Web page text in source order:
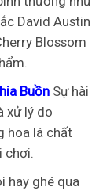
David Austin
Blossom
Buồn Sự hài
xử lý do
hoa lá chất
chơi.
hay ghé qua